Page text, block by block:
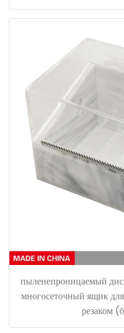
пыленепроницаемый
многосеточный ящик
резаком